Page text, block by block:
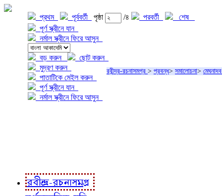
প্রথম পূর্ববর্তী পৃষ্ঠা /৪ পরবর্তী
শেষ
পূর্ণ স্ক্রীনে যান
নর্মাল স্ক্রীনে ফিরে আসুন
বড় করুন
ছোট করুন
মুদ্রণ করুন
পাতাটিকে মেইল করুন
পূর্ণ স্ক্রীনে যান
নর্মাল স্ক্রীনে ফিরে আসুন
রবীন্দ্র-রচনাসমগ্র > প্রবন্ধ> সমালোচনা>
রবীন্দ্র-রচনাসমগ্র